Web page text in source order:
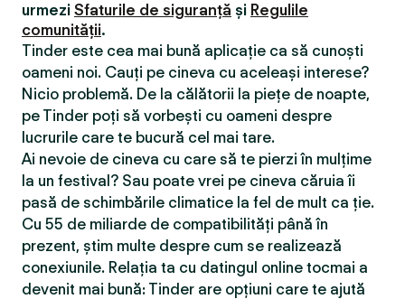
urmezi Sfaturile de siguranță și Regulile
comunității.
Tinder este cea mai bună aplicație ca să cunoști
oameni noi. Cauți pe cineva cu aceleași interese?
Nicio problemă. De la călătorii la piețe de noapte,
pe Tinder poți să vorbești cu oameni despre
lucrurile care te bucură cel mai tare.
Ai nevoie de cineva cu care să te pierzi în mulțime
la un festival? Sau poate vrei pe cineva căruia îi
pasă de schimbările climatice la fel de mult ca ție.
Cu 55 de miliarde de compatibilităţi până în
prezent, știm multe despre cum se realizează
conexiunile. Relația ta cu datingul online tocmai a
devenit mai bună: Tinder are opțiuni care te ajută